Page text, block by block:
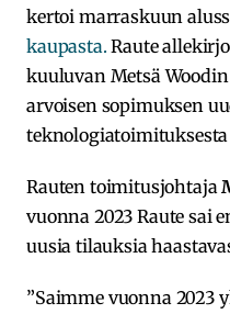
kertoi marraskuun
kaupasta. Raute
kuuluvan Metsä
arvoisen sopimuksen
teknologiatoimituksesta
Rauten toimitusjohtaja
vuonna 2023 Raute sai
uusia tilauksia
”Saimme vuonna 2023